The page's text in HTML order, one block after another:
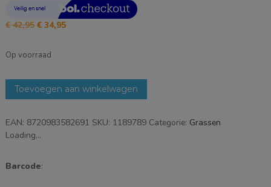
€42,95 Oorspronkelijke
was:
€34,95Huidige
Op voorraad
Mica
Decorations
in
Pot
110
Toevoegen aan winkelwagen
EAN: 8720983582691 SKU: 1189789 Categorie: Grassen
Loading...
Barcode: